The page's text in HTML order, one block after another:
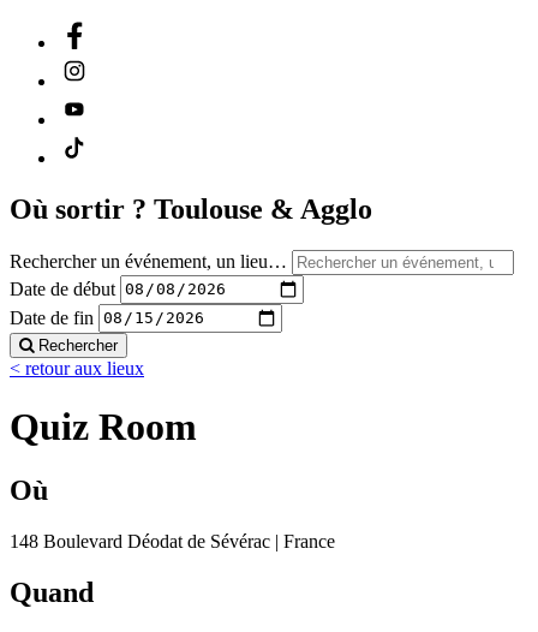
Où sortir ? Toulouse & Agglo
Rechercher un événement, un lieu…
Date de début
Date de fin
Rechercher
< retour aux lieux
Quiz Room
Où
148 Boulevard Déodat de Sévérac | France
Quand